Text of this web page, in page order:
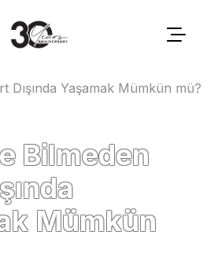
Dışında Yaşamak Mümkün mü?
Bilmeden
Mümkün